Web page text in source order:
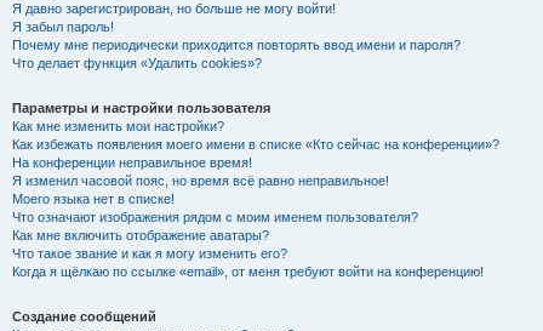
Я давно зарегистрирован, но больше не могу войти!
Я забыл пароль!
Почему мне периодически приходится повторять ввод имени и пароля?
Что делает функция «Удалить cookies»?
Параметры и настройки пользователя
Как мне изменить мои настройки?
Как избежать появления моего имени в списке «Кто сейчас на конференции»?
На конференции неправильное время!
Я изменил часовой пояс, но время всё равно неправильное!
Моего языка нет в списке!
Что означают изображения рядом с моим именем пользователя?
Как мне включить отображение аватары?
Что такое звание и как я могу изменить его?
Когда я щёлкаю по ссылке «email», от меня требуют войти на конференцию!
Создание сообщений